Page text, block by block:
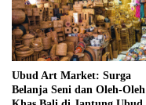
Ubud Art Market: Surga
Belanja Seni dan Oleh-Oleh